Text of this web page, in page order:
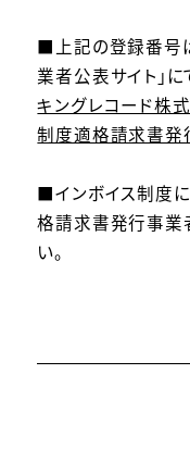
■上記の登録番号
業者公表サイト」
キングレコード株
制度適格請求書発
■インボイス制度
格請求書発行事業
い。